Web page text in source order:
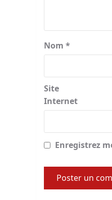
Nom *
Site
Internet
Enregistrez